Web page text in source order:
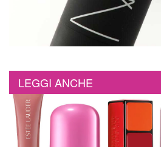
LEGGI ANCHE